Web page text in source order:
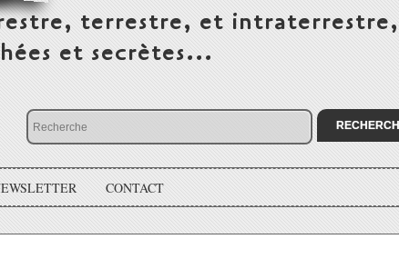
terrestre, et intraterrestre,
et secrètes...
CONTACT